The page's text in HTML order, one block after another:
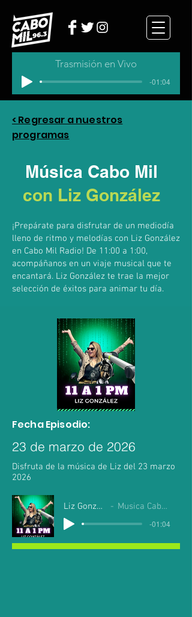
Trasmisión en Vivo
-01:04
< Regresar a nuestros
programas
Música Cabo Mil
con Liz González
¡Prepárate para disfrutar de un mediodía
lleno de ritmo y melodías con Liz González
en Cabo Mil Radio! De 11:00 a 1:00,
acompáñanos en un viaje musical que te
encantará. Liz González te trae la mejor
selección de éxitos para animar tu día.
Fecha Episodio:
23 de marzo de 2026
Disfruta de la música de Liz del 23 marzo
2026
Liz Gonzalez Musica Cabo Mil
-01:04